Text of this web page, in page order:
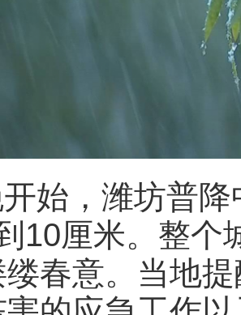
始，潍坊普
10厘米。整个
春意。当地